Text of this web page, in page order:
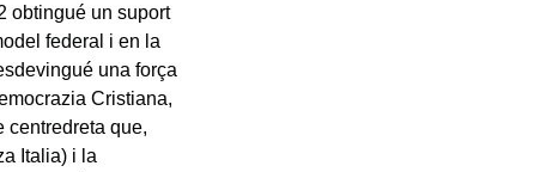
obtingué un suport
federal i en la
una força
Cristiana,
centredreta que,
Italia) i la